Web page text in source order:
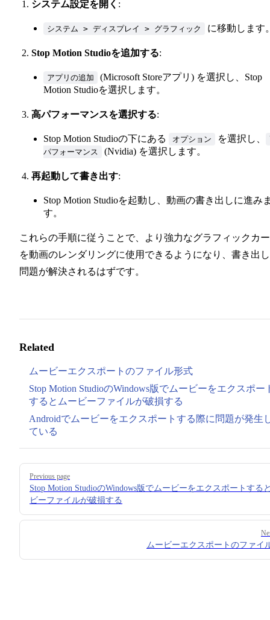
システム設定を開く :
システム > ディスプレイ > グラフィック に移動します
Stop Motion Studioを追加する:
アプリの追加
(Microsoft Storeアプリ) を選択し、Stop
Motion Studioを選択します。
高パフォーマンスを選択する:
Stop Motion Studioの下にある オプション を選択し、
パフォーマンス
(Nvidia) を選択します。
再起動して書き出す:
Stop Motion Studioを起動し、動画の書き出しに進み
す。
これらの手順に従うことで、より強力なグラフィックカ
を動画のレンダリングに使用できるようになり、書き出
問題が解決されるはずです。
Related
ムービーエクスポートのファイル形式
Stop Motion StudioのWindows版でムービーをエクスポー
するとムービーファイルが破損する
Androidでムービーをエクスポートする際に問題が発生
ている
Pager
Previous page
Stop Motion StudioのWindows版でムービーをエクスポートする
ビーファイルが破損する
ムービーエクスポートのファイ